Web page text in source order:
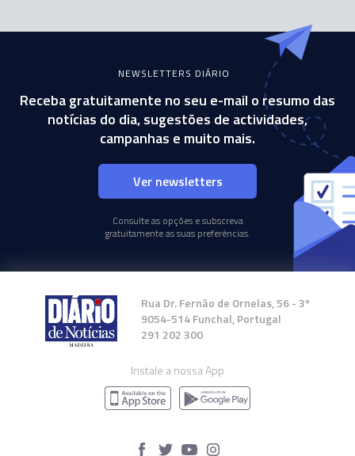
NEWSLETTERS DIÁRIO
Receba gratuitamente no seu e-mail o resumo das
notícias do dia, sugestões de actividades,
campanhas e muito mais.
Ver newsletters
Consulte as opções e subscreva
gratuitamente as suas preferências.
Rua Dr. Fernão de Ornelas, 56 - 3º
9054-514 Funchal, Portugal
291 202 300
Instale a nossa App